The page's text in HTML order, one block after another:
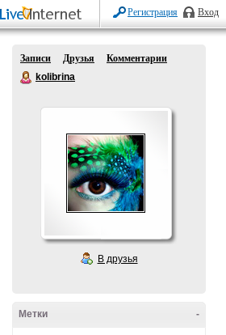
Регистрация Вход
Записи Друзья
Комментарии
kolibrina
В друзья
-
Метки